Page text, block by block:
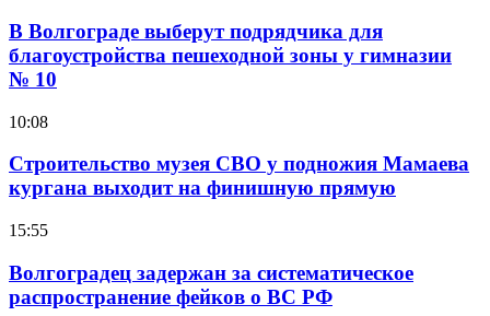
В Волгограде выберут подрядчика для
благоустройства пешеходной зоны у гимназии
№ 10
10:08
Строительство музея СВО у подножия Мамаева
кургана выходит на финишную прямую
15:55
Волгоградец задержан за систематическое
распространение фейков о ВС РФ